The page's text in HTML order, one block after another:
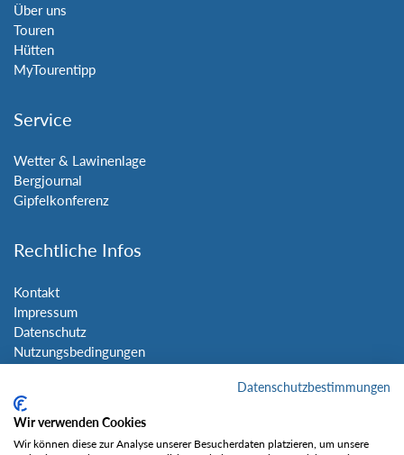
Über uns
Touren
Hütten
MyTourentipp
Service
Wetter & Lawinenlage
Bergjournal
Gipfelkonferenz
Rechtliche Infos
Kontakt
Impressum
Datenschutz
Nutzungsbedingungen
Social Media
Datenschutzbestimmungen
Wir verwenden Cookies
Wir können diese zur Analyse unserer Besucherdaten platzieren, um unsere